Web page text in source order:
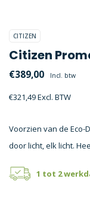
CITIZEN
Citizen
€389,00 Incl. btw
€321,49 Excl. BTW
Voorzien van de Eco-
door licht, elk licht.
1 tot 2